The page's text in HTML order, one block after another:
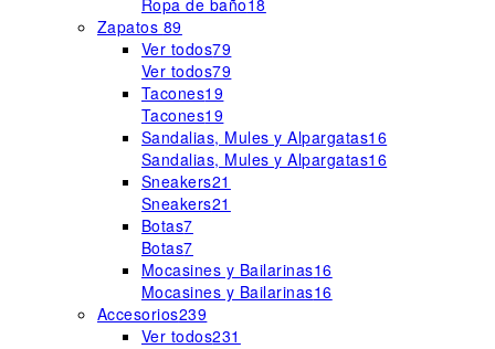
Ropa de baño18
Zapatos 89
Ver todos79
Ver todos79
Tacones19
Tacones19
Sandalias, Mules y Alpargatas16
Sandalias, Mules y Alpargatas16
Sneakers21
Sneakers21
Botas7
Botas7
Mocasines y Bailarinas16
Mocasines y Bailarinas16
Accesorios239
Ver todos231